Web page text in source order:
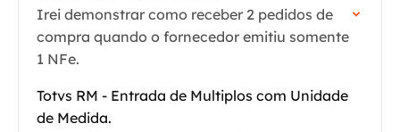
Irei demonstrar como receber 2 pedidos de
compra quando o fornecedor emitiu somente
1 NFe.
Totvs RM - Entrada de Multiplos com Unidade
de Medida.